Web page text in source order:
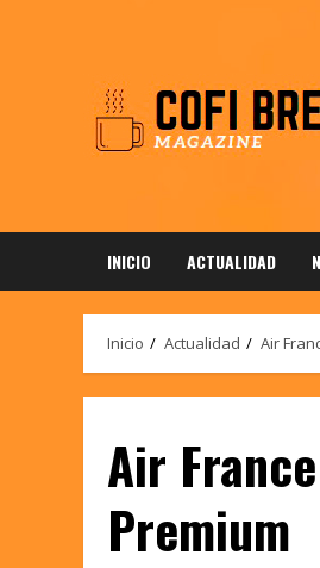
INICIO ACTUALIDAD
Inicio Actualidad Air
Air
Premium